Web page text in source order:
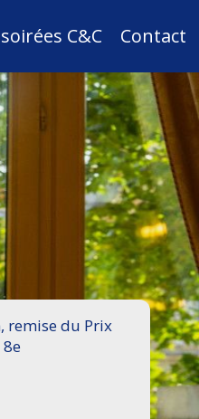
C&C Contact
remise du Prix